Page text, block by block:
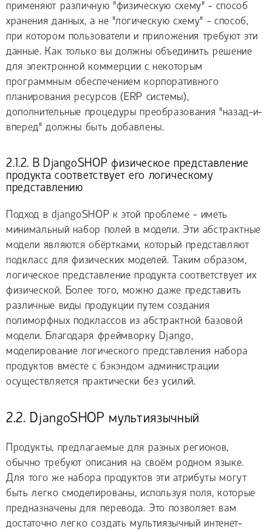
применяют различную "физическую схему" - способ
хранения данных, а не "логическую схему" - способ,
при котором пользователи и приложения требуют эти
данные. Как только вы должны объединить решение
для электронной коммерции с некоторым
программным обеспечением корпоративного
планирования ресурсов (ERP системы),
дополнительные процедуры преобразования "назад-и-
вперед" должны быть добавлены.
2.1.2. В DjangoSHOP физическое представление
продукта соответствует его логическому
представлению
Подход в djangoSHOP к этой проблеме - иметь
минимальный набор полей в модели. Эти абстрактные
модели являются обёртками, который представляют
подкласс для физических моделей. Таким образом,
логическое представление продукта соответствует их
физической. Более того, можно даже представить
различные виды продукции путем создания
полиморфных подклассов из абстрактной базовой
модели. Благодаря фреймворку Django,
моделирование логического представления набора
продуктов вместе с бэкэндом администрации
осуществляется практически без усилий.
2.2. DjangoSHOP мультиязычный
Продукты, предлагаемые для разных регионов,
обычно требуют описания на своём родном языке.
Для того же набора продуктов эти атрибуты могут
быть легко смоделированы, используя поля, которые
предназначены для перевода. Это позволяет вам
достаточно легко создать мультиязычный интенет-